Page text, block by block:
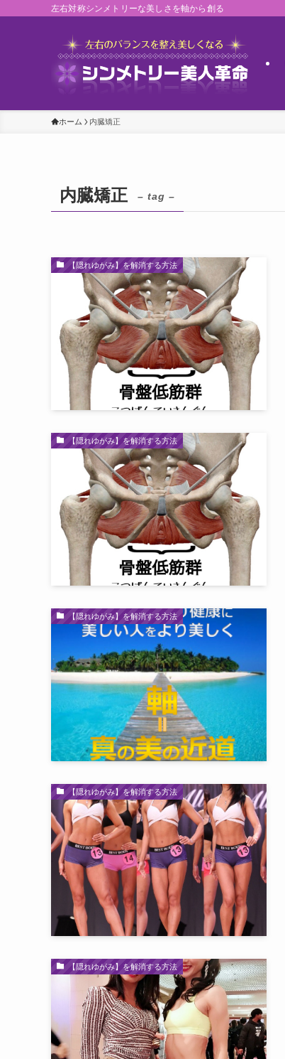
左右対称シンメトリーな美しさを軸から創る
ホーム 内臓矯正
内臓矯正 – tag –
【隠れゆがみ】を解消する方法
【隠れゆがみ】を解消する方法
【隠れゆがみ】を解消する方法
【隠れゆがみ】を解消する方法
【隠れゆがみ】を解消する方法